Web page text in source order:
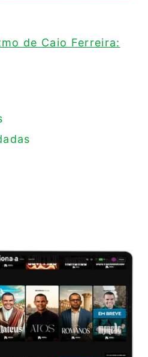
de Caio Ferreira: